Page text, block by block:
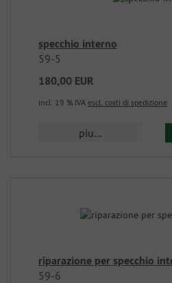
specchio interno
59-5
180,00 EUR
incl. 19 % IVA escl. costi di spedizione
piu...
riparazione per specchio
59-6